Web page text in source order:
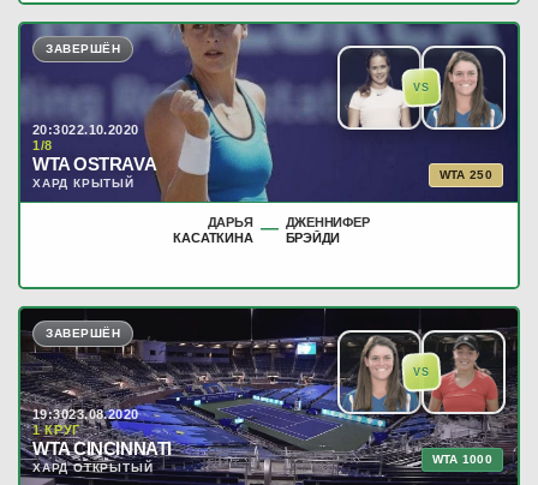
VS
ЗАВЕРШЁН
20:3022.10.2020
1/8
WTA OSTRAVA
ХАРД КРЫТЫЙ
WTA 250
ДАРЬЯ
КАСАТКИНА — ДЖЕННИФЕР
БРЭЙДИ
VS
ЗАВЕРШЁН
19:3023.08.2020
1 КРУГ
WTA CINCINNATI
ХАРД ОТКРЫТЫЙ
WTA 1000